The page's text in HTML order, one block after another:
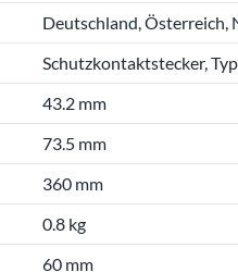
Deutschland, Österreich,
Schutzkontaktstecker,
43.2 mm
73.5 mm
360 mm
0.8 kg
60 mm